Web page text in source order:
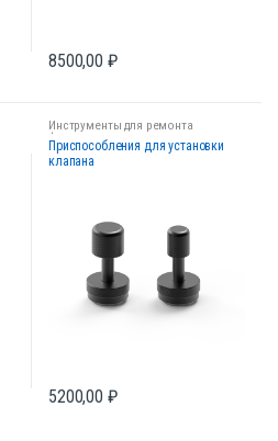
8500,00 ₽
Инструменты для ремонта
форсунок
Приспособления для установки
клапана
5200,00 ₽